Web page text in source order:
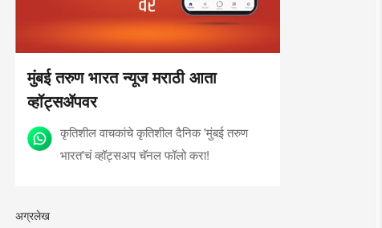
मुंबई तरुण भारत न्यूज मराठी आता
व्हॉट्सॲपवर
कृतिशील वाचकांचे कृतिशील दैनिक 'मुंबई तरुण
भारत'चं व्हॉट्सअप चॅनल फॉलो करा!
अग्रलेख